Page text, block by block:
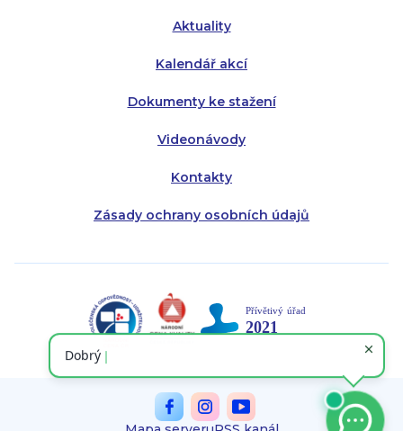
Aktuality
Kalendář akcí
Dokumenty ke stažení
Videonávody
Kontakty
Zásady ochrany osobních údajů